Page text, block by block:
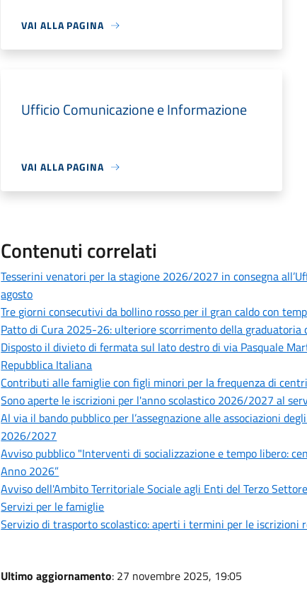
VAI ALLA PAGINA
Ufficio Comunicazione e Informazione
VAI ALLA PAGINA
Contenuti correlati
Tesserini venatori per la stagione 2026/2027 in consegna
agosto
Tre giorni consecutivi da bollino rosso per il gran caldo con
Patto di Cura 2025-26: ulteriore scorrimento della graduatoria
Disposto il divieto di fermata sul lato destro di via Pasquale
Repubblica Italiana
Contributi alle famiglie con figli minori per la frequenza di
Sono aperte le iscrizioni per l'anno scolastico 2026/2027 al
Al via il bando pubblico per l’assegnazione alle associazioni
2026/2027
Avviso pubblico "Interventi di socializzazione e tempo libero:
Anno 2026”
Avviso dell'Ambito Territoriale Sociale agli Enti del Terzo
Servizi per le famiglie
Servizio di trasporto scolastico: aperti i termini per le
Ultimo aggiornamento: 27 novembre 2025, 19:05